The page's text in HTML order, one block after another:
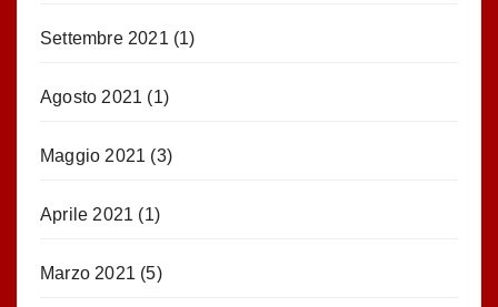
Settembre 2021 (1)
Agosto 2021 (1)
Maggio 2021 (3)
Aprile 2021 (1)
Marzo 2021 (5)